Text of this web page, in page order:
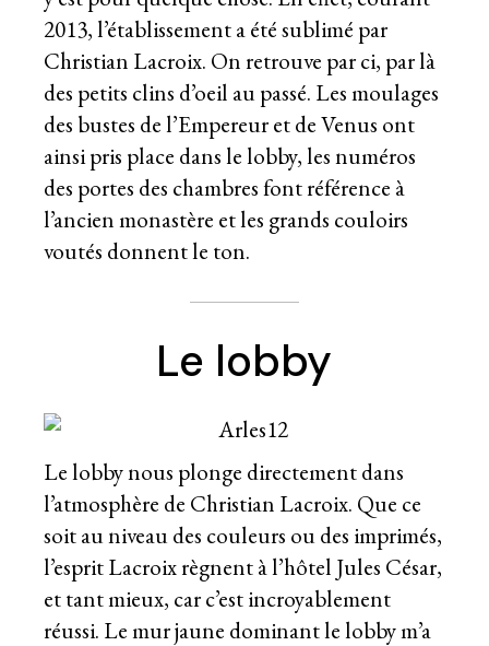
2013, l’établissement a été sublimé par
Christian Lacroix. On retrouve par ci, par là
des petits clins d’oeil au passé. Les moulages
des bustes de l’Empereur et de Venus ont
ainsi pris place dans le lobby, les numéros
des portes des chambres font référence à
l’ancien monastère et les grands couloirs
voutés donnent le ton.
Le lobby
Le lobby nous plonge directement dans
l’atmosphère de Christian Lacroix. Que ce
soit au niveau des couleurs ou des imprimés,
l’esprit Lacroix règnent à l’hôtel Jules César,
et tant mieux, car c’est incroyablement
réussi. Le mur jaune dominant le lobby m’a